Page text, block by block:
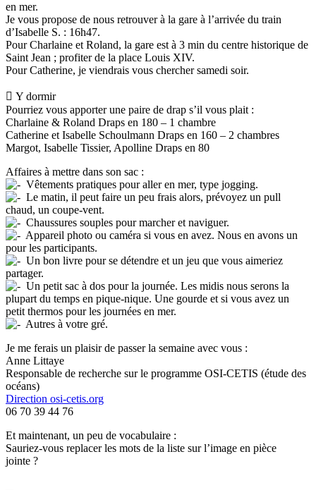
en mer.
Je vous propose de nous retrouver à la gare à l’arrivée du train
d’Isabelle S. : 16h47.
Pour Charlaine et Roland, la gare est à 3 min du centre historique de
Saint Jean ; profiter de la place Louis XIV.
Pour Catherine, je viendrais vous chercher samedi soir.
 Y dormir
Pourriez vous apporter une paire de drap s’il vous plait :
Charlaine & Roland Draps en 180 – 1 chambre
Catherine et Isabelle Schoulmann Draps en 160 – 2 chambres
Margot, Isabelle Tissier, Apolline Draps en 80
Affaires à mettre dans son sac :
Vêtements pratiques pour aller en mer, type jogging.
Le matin, il peut faire un peu frais alors, prévoyez un pull
chaud, un coupe-vent.
Chaussures souples pour marcher et naviguer.
Appareil photo ou caméra si vous en avez. Nous en avons un
pour les participants.
Un bon livre pour se détendre et un jeu que vous aimeriez
partager.
Un petit sac à dos pour la journée. Les midis nous serons la
plupart du temps en pique-nique. Une gourde et si vous avez un
petit thermos pour les journées en mer.
Autres à votre gré.
Je me ferais un plaisir de passer la semaine avec vous :
Anne Littaye
Responsable de recherche sur le programme OSI-CETIS (étude des
océans)
Direction osi-cetis.org
06 70 39 44 76
Et maintenant, un peu de vocabulaire :
Sauriez-vous replacer les mots de la liste sur l’image en pièce
jointe ?